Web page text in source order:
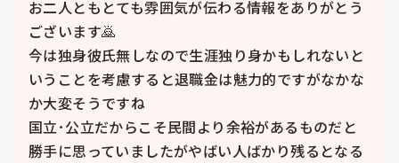
お二人ともとても雰囲気が伝わる情報をありがとう
ございます🙇
今は独身彼氏無しなので生涯独り身かもしれないと
いうことを考慮すると退職金は魅力的ですがなかな
か大変そうですね
国立･公立だからこそ民間より余裕があるものだと
勝手に思っていましたがやばい人ばかり残るとなる